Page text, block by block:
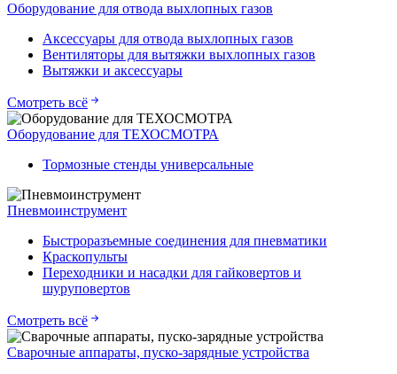
Оборудование для отвода выхлопных газов
Аксессуары для отвода выхлопных газов
Вентиляторы для вытяжки выхлопных газов
Вытяжки и аксессуары
Смотреть всё
Оборудование для ТЕХОСМОТРА
Тормозные стенды универсальные
Пневмоинструмент
Быстроразъемные соединения для пневматики
Краскопульты
Переходники и насадки для гайковертов и
шуруповертов
Смотреть всё
Сварочные аппараты, пуско-зарядные устройства